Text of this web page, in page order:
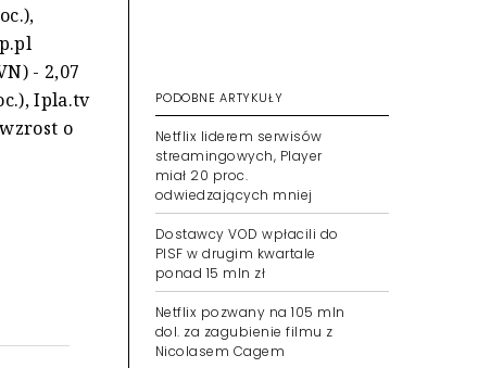
- 2,07
Ipla.tv
o
PODOBNE ARTYKUŁY
Netflix liderem serwisów
streamingowych, Player
miał 20 proc.
odwiedzających mniej
Dostawcy VOD wpłacili do
PISF w drugim kwartale
ponad 15 mln zł
Netflix pozwany na 105 mln
dol. za zagubienie filmu z
Nicolasem Cagem